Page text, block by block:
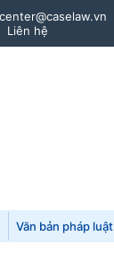
Liên hệ
Văn bản pháp luật